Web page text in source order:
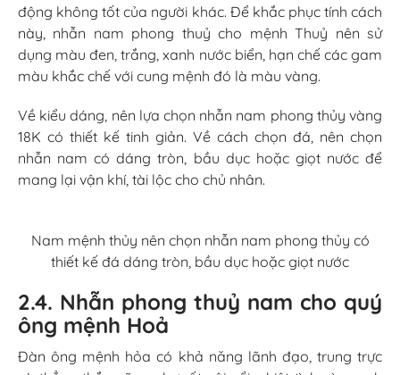
động không tốt của người khác. Để khắc phục tính cách
này, nhẫn nam phong thuỷ cho mệnh Thuỷ nên sử
dụng màu đen, trắng, xanh nước biển, hạn chế các gam
màu khắc chế với cung mệnh đó là màu vàng.
Về kiểu dáng, nên lựa chọn nhẫn nam phong thủy vàng
18K có thiết kế tinh giản. Về cách chọn đá, nên chọn
nhẫn nam có dáng tròn, bầu dục hoặc giọt nước để
mang lại vận khí, tài lộc cho chủ nhân.
Nam mệnh thủy nên chọn nhẫn nam phong thủy có
thiết kế đá dáng tròn, bầu dục hoặc giọt nước
2.4. Nhẫn phong thuỷ nam cho quý
ông mệnh Hoả
Đàn ông mệnh hỏa có khả năng lãnh đạo, trung trực